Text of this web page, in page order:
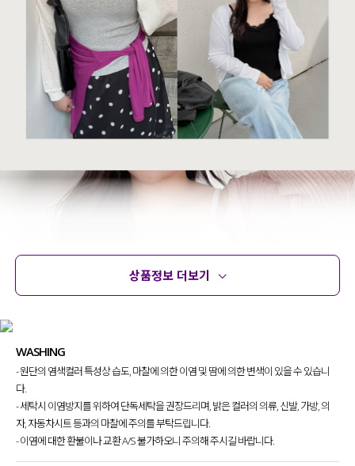
상품정보 더보기
WASHING
- 원단의 염색컬러 특성상 습도, 마찰에 의한 이염 및 땀에 의한 변색이 있을 수 있습니
다.
- 세탁시 이염방지를 위하여 단독세탁을 권장드리며, 밝은 컬러의 의류, 신발, 가방, 의
자, 자동차시트 등과의 마찰에 주의를 부탁드립니다.
- 이염에 대한 환불이나 교환 A/S 불가하오니 주의해 주시길 바랍니다.